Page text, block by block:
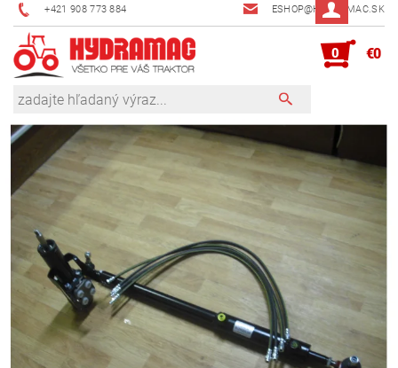
+421 908 773 884 ESHOP@HYDRAMAC.SK
0 €0